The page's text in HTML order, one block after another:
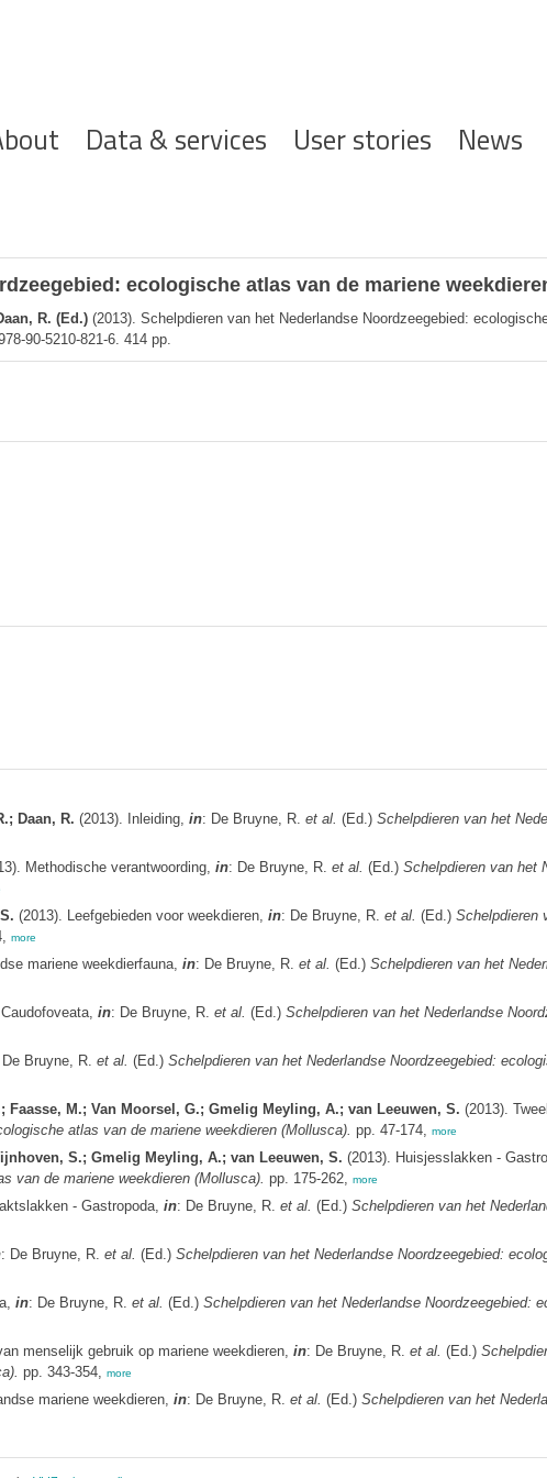
Data & services User stories News
ecologische atlas van de mariene
R. (Ed.)(2013). Schelpdieren van het Nederlandse Noordzeegebied:
90-5210-821-6. 414 pp.
Daan, R. (2013). Inleiding, in: De Bruyne, R. et al. (Ed.) Schelpdieren van het
Methodische verantwoording, in: De Bruyne, R. et al. (Ed.) Schelpdieren van het
(2013). Leefgebieden voor weekdieren, in: De Bruyne, R. et al. (Ed.) Schelpdieren
more
mariene weekdierfauna, in: De Bruyne, R. et al. (Ed.) Schelpdieren van het
in: De Bruyne, R. et al. (Ed.) Schelpdieren van het Nederlandse
Bruyne, R. et al. (Ed.) Schelpdieren van het Nederlandse Noordzeegebied:
Faasse, M.; Van Moorsel, G.; Gmelig Meyling, A.; van Leeuwen, S. (2013).
atlas van de mariene weekdieren (Mollusca). pp. 47-174, more
S.; Gmelig Meyling, A.; van Leeuwen, S. (2013). Huisjesslakken -
van de mariene weekdieren (Mollusca). pp. 175-262, more
- Gastropoda, in: De Bruyne, R. et al. (Ed.) Schelpdieren van het
: De Bruyne, R. et al. (Ed.) Schelpdieren van het Nederlandse Noordzeegebied:
in: De Bruyne, R. et al. (Ed.) Schelpdieren van het Nederlandse Noordzeegebied:
menselijk gebruik op mariene weekdieren, in: De Bruyne, R. et al. (Ed.)
pp. 343-354, more
mariene weekdieren, in: De Bruyne, R. et al. (Ed.) Schelpdieren van het